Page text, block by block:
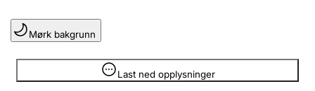
Lag og forening
Registrere, endre, slette
Mørk bakgrunn
Last ned opplysninger
Opplysninger er skjult